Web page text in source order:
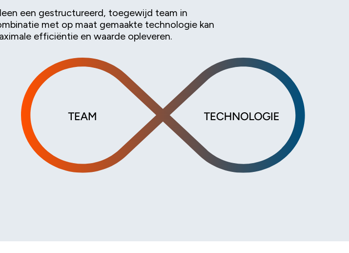
een gestructureerd, toegewijd team in
met op maat gemaakte technologie kan
efficiëntie en waarde opleveren.